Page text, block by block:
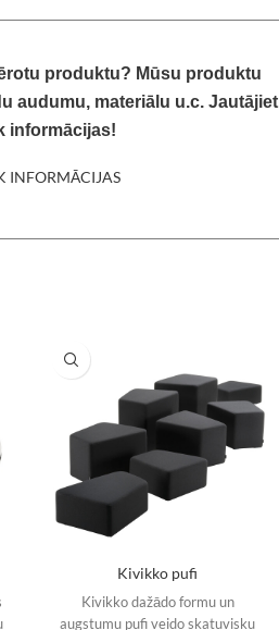
produktu? Mūsu produktu
audumu, materiālu u.c. Jautājiet
informācijas!
INFORMĀCIJAS
Kivikko pufi
Kivikko dažādo formu un
augstumu pufi veido skatuvisku